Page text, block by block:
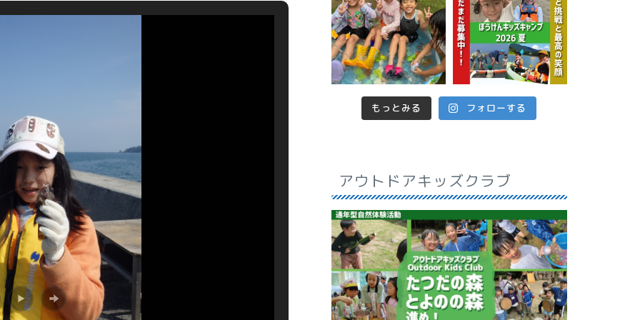
もっとみる フォローする
アウトドアキッズクラブ